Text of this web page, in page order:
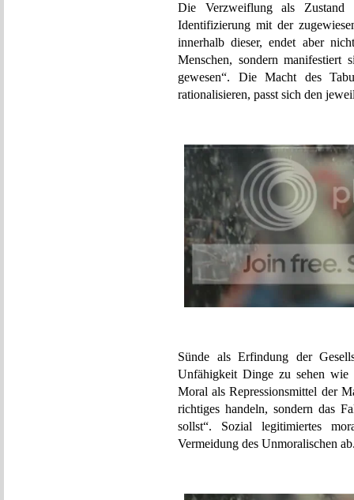
Die Verzweiflung als
Identifizierung mit der
innerhalb dieser, endet aber
Menschen, sondern manifestiert
gewesen“. Die Macht des
rationalisieren, passt sich den
Sünde als Erfindung der
Unfähigkeit Dinge zu sehen
Moral als Repressionsmittel der
richtiges handeln, sondern das
sollst“. Sozial legitimiertes
Vermeidung des Unmoralischen